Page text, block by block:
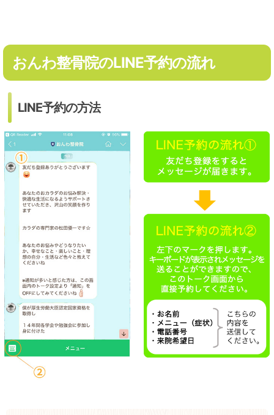
おんわ整骨院のLINE予約の流れ
LINE予約の方法